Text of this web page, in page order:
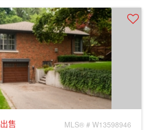
出售 MLS® # W13598946